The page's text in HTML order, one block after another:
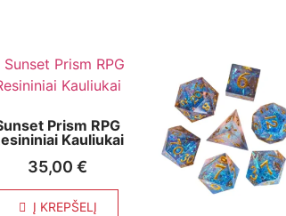
Prism RPG
Kauliukai
35,00€
Į KREPŠELĮ